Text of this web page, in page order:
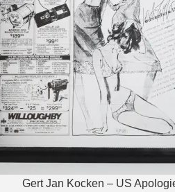
Gert Jan Kocken – US